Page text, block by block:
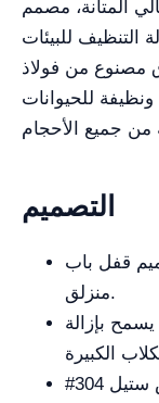
المتانة، مصمم
التنظيف للبيئات
مصنوع من فولاذ
آمنة ونظيفة للحيوانات
التصميم
قفل باب
منزلق.
يسمح بإزالة
مصنَّع من فولاذ ستانلس ستيل 304#